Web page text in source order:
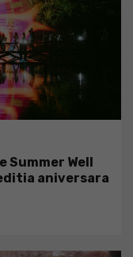
Well
aniversara